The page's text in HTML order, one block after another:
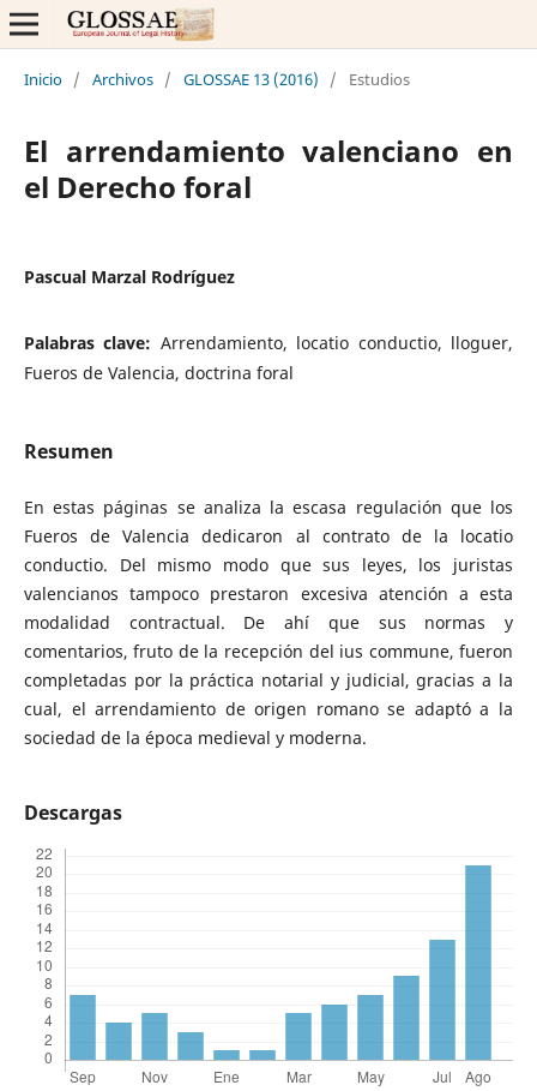
Inicio / Archivos / GLOSSAE 13 (2016) / Estudios
El arrendamiento valenciano en
el Derecho foral
Pascual Marzal Rodríguez
Palabras clave: Arrendamiento, locatio conductio, lloguer,
Fueros de Valencia, doctrina foral
Resumen
En estas páginas se analiza la escasa regulación que los
Fueros de Valencia dedicaron al contrato de la locatio
conductio. Del mismo modo que sus leyes, los juristas
valencianos tampoco prestaron excesiva atención a esta
modalidad contractual. De ahí que sus normas y
comentarios, fruto de la recepción del ius commune, fueron
completadas por la práctica notarial y judicial, gracias a la
cual, el arrendamiento de origen romano se adaptó a la
sociedad de la época medieval y moderna.
Descargas